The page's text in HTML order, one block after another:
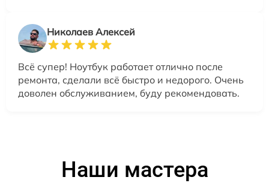
Николаев Алексей
Всё супер! Ноутбук работает отлично после
ремонта, сделали всё быстро и недорого. Очень
доволен обслуживанием, буду рекомендовать.
Наши мастера